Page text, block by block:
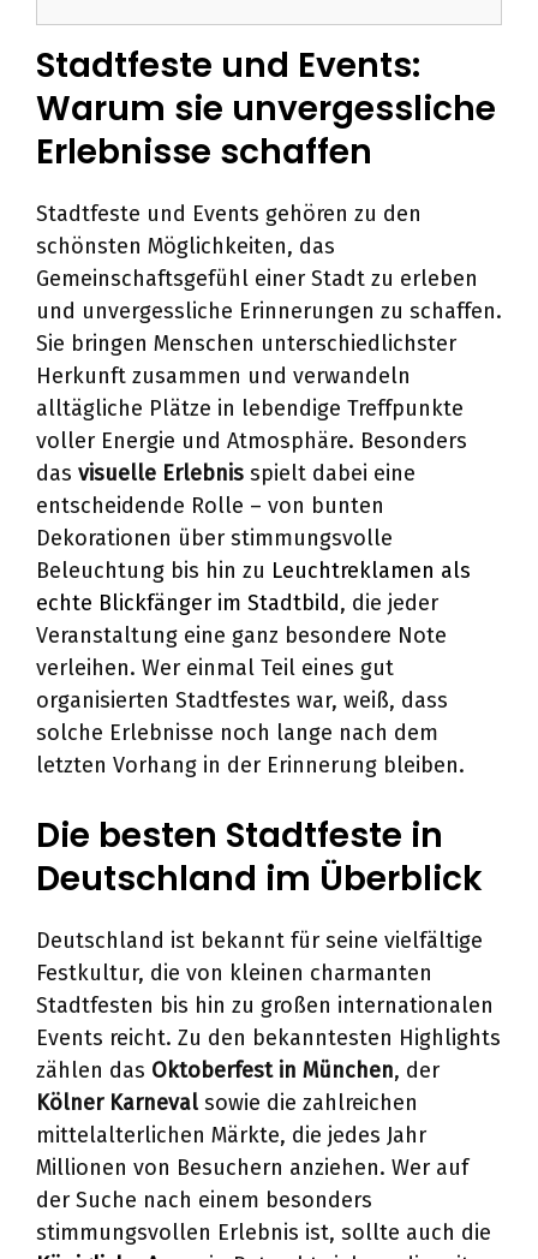
Stadtfeste und Events:
Warum sie unvergessliche
Erlebnisse schaffen
Stadtfeste und Events gehören zu den
schönsten Möglichkeiten, das
Gemeinschaftsgefühl einer Stadt zu erleben
und unvergessliche Erinnerungen zu schaffen.
Sie bringen Menschen unterschiedlichster
Herkunft zusammen und verwandeln
alltägliche Plätze in lebendige Treffpunkte
voller Energie und Atmosphäre. Besonders
das visuelle Erlebnis spielt dabei eine
entscheidende Rolle – von bunten
Dekorationen über stimmungsvolle
Beleuchtung bis hin zu Leuchtreklamen als
echte Blickfänger im Stadtbild, die jeder
Veranstaltung eine ganz besondere Note
verleihen. Wer einmal Teil eines gut
organisierten Stadtfestes war, weiß, dass
solche Erlebnisse noch lange nach dem
letzten Vorhang in der Erinnerung bleiben.
Die besten Stadtfeste in
Deutschland im Überblick
Deutschland ist bekannt für seine vielfältige
Festkultur, die von kleinen charmanten
Stadtfesten bis hin zu großen internationalen
Events reicht. Zu den bekanntesten Highlights
zählen das Oktoberfest in München, der
Kölner Karneval sowie die zahlreichen
mittelalterlichen Märkte, die jedes Jahr
Millionen von Besuchern anziehen. Wer auf
der Suche nach einem besonders
stimmungsvollen Erlebnis ist, sollte auch die